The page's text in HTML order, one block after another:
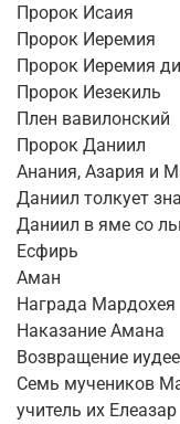
Пророк Исаия
Пророк Иеремия
Пророк Иеремия
Пророк Иезекиль
Плен вавилонский
Пророк Даниил
Анания, Азария и
Даниил толкует
Даниил в яме со
Есфирь
Аман
Награда Мардохея
Наказание Амана
Возвращение
Семь мучеников
учитель их Елеазар